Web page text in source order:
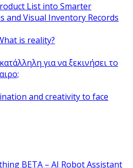
List into Smarter
and Visual Inventory Records
is reality?
για να ξεκινήσει το
and creativity to face
BETA – AI Robot Assistant